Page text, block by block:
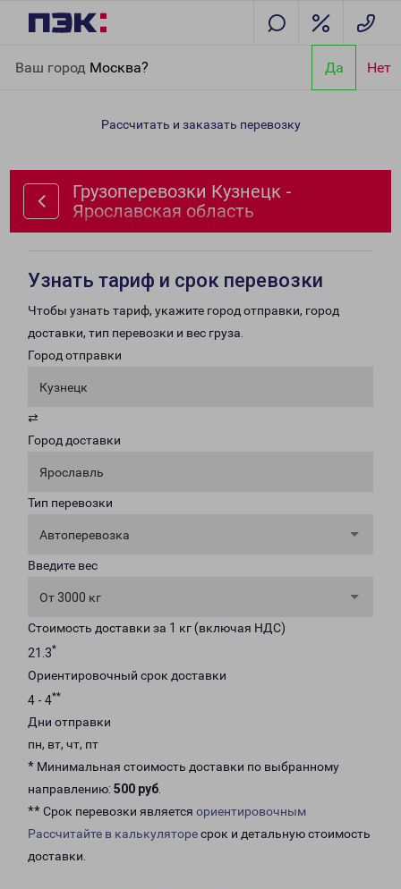
Ваш город Москва? Да Нет
область
Рассчитать и заказать перевозку
Грузоперевозки Кузнецк -
Ярославская область
Узнать тариф и срок перевозки
Чтобы узнать тариф, укажите город отправки, город
доставки, тип перевозки и вес груза.
Город отправки
Кузнецк
⇄
Город доставки
Ярославль
Тип перевозки
Автоперевозка
Введите вес
От 3000 кг
Стоимость доставки за 1 кг (включая НДС)
21.3*
Ориентировочный срок доставки
4 - 4**
Дни отправки
пн, вт, чт, пт
* Минимальная стоимость доставки по выбранному
направлению: 500 руб.
** Срок перевозки является ориентировочным
Рассчитайте в калькуляторесрок и детальную стоимость
доставки.